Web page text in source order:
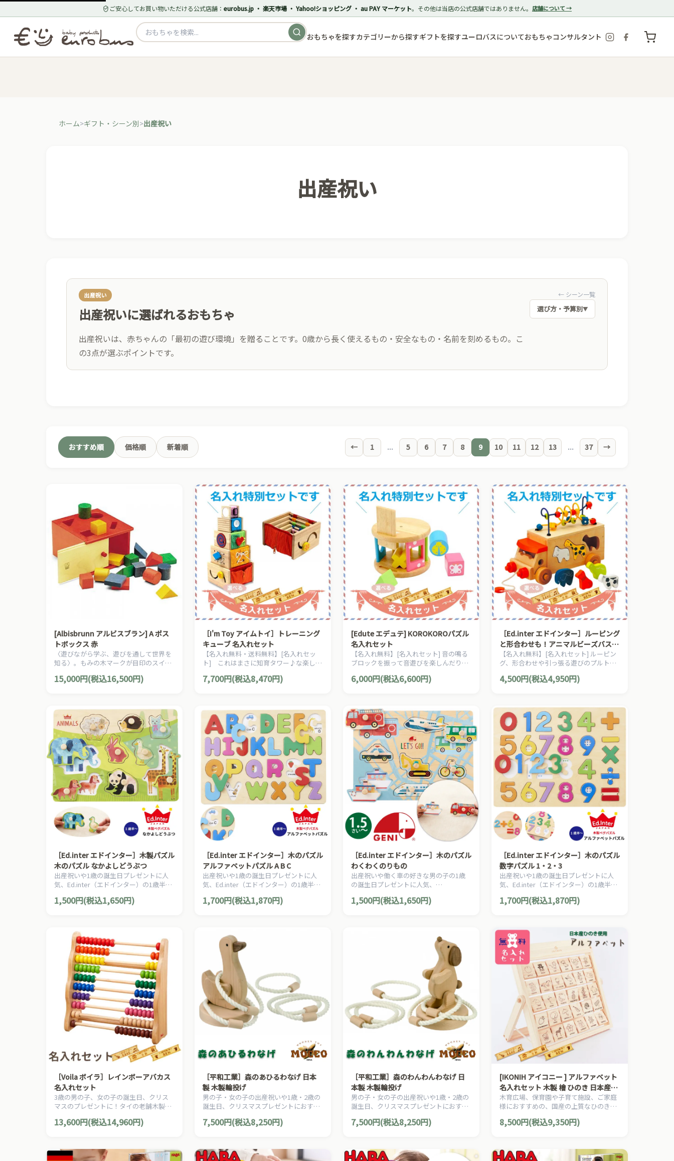
ご安心してお買い物いただける公式店舗： eurobus.jp ・ 楽天市場 ・ Yahoo!ショッピング ・ au PAY マーケット。その他は当店の公式店舗ではありません。 店舗について →
おもちゃを探すカテゴリーから探すギフトを探すユーロバスについておもちゃコンサルタント
ホーム ギフト・シーン別 出産祝い
出産祝い
出産祝い
出産祝いに選ばれるおもちゃ
出産祝いは、赤ちゃんの「最初の遊び環境」を贈ることです。0歳から長く使えるもの・安全なもの・名前を刻めるもの。こ
の3点が選ぶポイントです。
← シーン一覧
選び方・予算別▼
〜5,000円 → 10,000〜30,000円 → 30,000円以上 →
ギフト診断はこちら →
おすすめ順 価格順 新着順 ← 1 ... 5 6 7 8 9 10 11 12 13 ... 37 →
[Albisbrunn アルビスブラン] A ポス
トボックス 赤
〈遊びながら学ぶ、遊びを通して世界を
知る〉。もみの木マークが目印のスイ
15,000円(税込16,500円)
［I'm Toy アイムトイ］トレーニング
キューブ 名入れセット
【名入れ無料・送料無料】[名入れセッ
ト] これはまさに知育タワー♪な楽しい
7,700円(税込8,470円)
[Edute エデュテ] KOROKOROパズル
名入れセット
【名入れ無料】[名入れセット] 音の鳴る
ブロックを振って音遊びを楽しんだり、
った知育遊びも楽しめるながーく遊べる
6,000円(税込6,600円)
［Ed.inter エドインター］ルーピング
と形合わせも！アニマルビーズバス
名入れセット
【名入れ無料】[名入れセット] ルーピン
グ、形合わせや引っ張る遊びのプルトー
4,500円(税込4,950円)
［Ed.inter エドインター］木製パズル
木のパズル なかよしどうぶつ
出産祝いや1歳の誕生日プレゼントに人
気、Ed.inter（エドインター）の1歳半か
製パズルです。
1,500円(税込1,650円)
［Ed.inter エドインター］木のパズル
アルファベットパズル A B C
出産祝いや1歳の誕生日プレゼントに人
気、Ed.inter（エドインター）の1歳半か
られる木製パズルです。
1,700円(税込1,870円)
［Ed.inter エドインター］木のパズル
わくわくのりもの
出産祝いや働く車の好きな男の子の1歳
の誕生日プレゼントに人気、
しめる木製パズルです。
1,500円(税込1,650円)
［Ed.inter エドインター］木のパズル
数字パズル 1・2・3
出産祝いや1歳の誕生日プレゼントに人
気、Ed.inter（エドインター）の1歳半か
る木製パズルです。
1,700円(税込1,870円)
［Voila ボイラ］レインボーアバカス
名入れセット
3歳の男の子、女の子の誕生日、クリス
マスのプレゼントに！タイの老舗木製玩
ルな100玉そろばんボード・アバカスで
13,600円(税込14,960円)
［平和工業］森のあひるわなげ 日本
製 木製輪投げ
男の子・女の子の出産祝いや1歳・2歳の
誕生日、クリスマスプレゼントにおすす
を生かした無着色・無塗装で楽しめる、
7,500円(税込8,250円)
［平和工業］森のわんわんわなげ 日
本製 木製輪投げ
男の子・女の子の出産祝いや1歳・2歳の
誕生日、クリスマスプレゼントにおすす
を生かした無着色・無塗装で楽しめる、
7,500円(税込8,250円)
[IKONIH アイコニー ] アルファベット
名入れセット 木製 檜 ひのき 日本産ひ
のき
木育広場、保育園や子育て施設、ご家庭
様におすすめの、国産の上質なひのきを
トです。
8,500円(税込9,350円)